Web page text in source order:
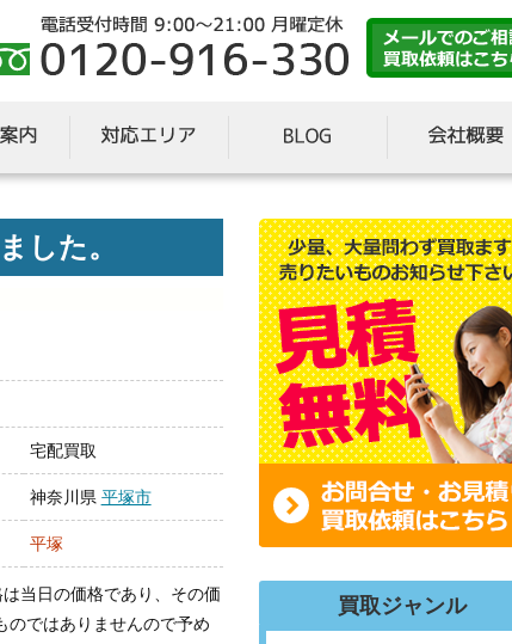
した。
宅配買取
神奈川県 平塚市
平塚
当日の価格であり、その価
のではありませんので予め
買取ジャンル